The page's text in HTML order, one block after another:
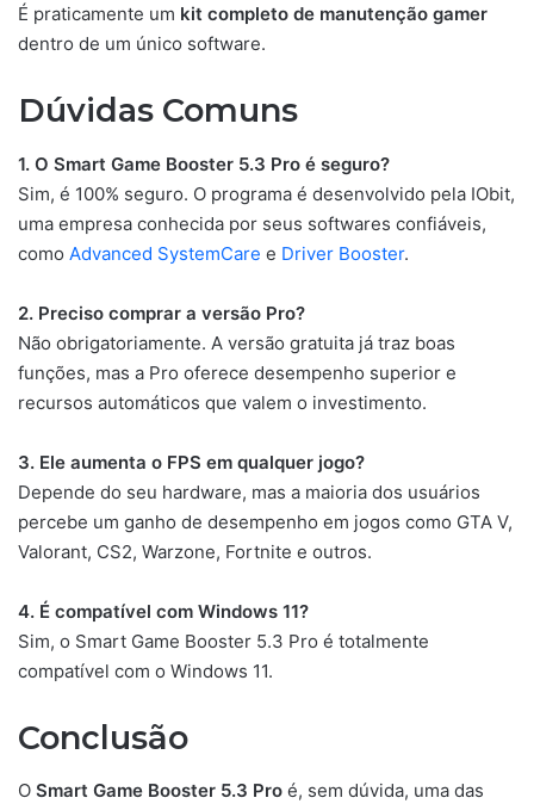
É praticamente um kit completo de manutenção gamer
dentro de um único software.
Dúvidas Comuns
1. O Smart Game Booster 5.3 Pro é seguro?
Sim, é 100% seguro. O programa é desenvolvido pela IObit,
uma empresa conhecida por seus softwares confiáveis,
como Advanced SystemCare e Driver Booster.
2. Preciso comprar a versão Pro?
Não obrigatoriamente. A versão gratuita já traz boas
funções, mas a Pro oferece desempenho superior e
recursos automáticos que valem o investimento.
3. Ele aumenta o FPS em qualquer jogo?
Depende do seu hardware, mas a maioria dos usuários
percebe um ganho de desempenho em jogos como GTA V,
Valorant, CS2, Warzone, Fortnite e outros.
4. É compatível com Windows 11?
Sim, o Smart Game Booster 5.3 Pro é totalmente
compatível com o Windows 11.
Conclusão
O Smart Game Booster 5.3 Pro é, sem dúvida, uma das